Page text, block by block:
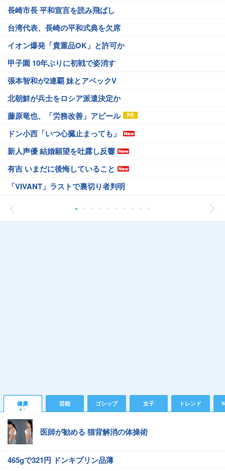
長崎市長 平和宣言を読み飛ばし
台湾代表、長崎の平和式典を欠席
イオン爆発「貴重品OK」と許可か
甲子園 10年ぶりに初戦で姿消す
張本智和が2連覇 妹とアベックV
北朝鮮が兵士をロシア派遣決定か
藤原竜也、「労務改善」アピール
ドン小西「いつ心臓止まっても」
新人声優 結婚願望を吐露し反響
有吉 いまだに後悔していること
「VIVANT」ラストで裏切り者判明
健康 芸能 ゴシップ 女子 トレンド
医師が勧める 猫背解消の体操術
465gで321円 ドンキプリン品薄